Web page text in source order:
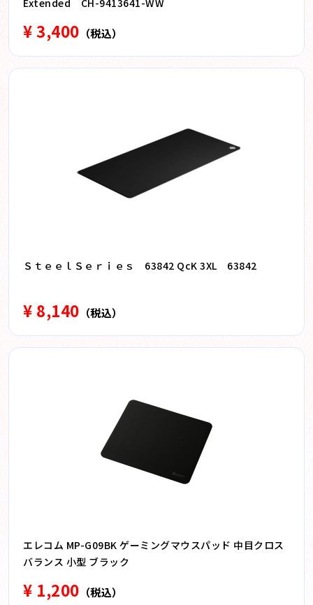
Extended CH-9413641-WW
¥ 3,400 （税込）
ＳｔｅｅｌＳｅｒｉｅｓ 63842 QcK 3XL 63842
¥ 8,140 （税込）
エレコム MP-G09BK ゲーミングマウスパッド 中目クロス
バランス 小型 ブラック
¥ 1,200 （税込）